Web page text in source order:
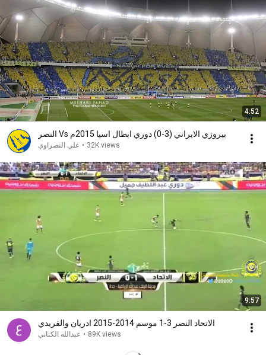
4:52
النصر Vs بيروزي الايراني (3-0) دوري ابطال اسيا 2015م
علي النصراوي • 32K views
9:57
الاتحاد النصر 3-1 موسم 2014-2015 ادريان والفريدي
عبدالله الكناني • 89K views